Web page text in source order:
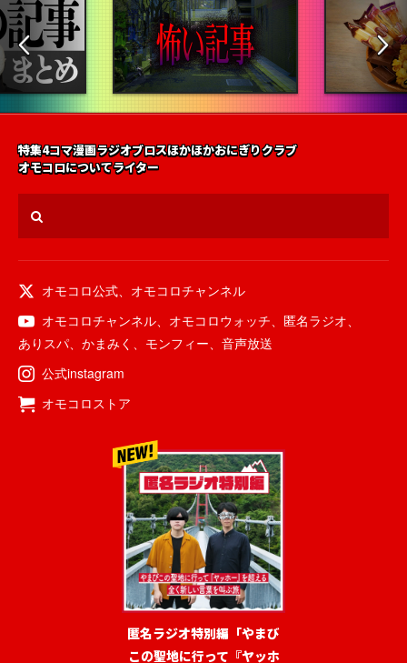
特集4コマ漫画ラジオブロスほかほかおにぎりクラブ
オモコロについてライター
オモコロ公式、 オモコロチャンネル
オモコロチャンネル、 オモコロウォッチ、 匿名ラジオ、
ありスパ、 かまみく 、 モンフィー、 音声放送
公式instagram
オモコロストア
匿名ラジオ特別編「やまび
この聖地に行って『ヤッホ